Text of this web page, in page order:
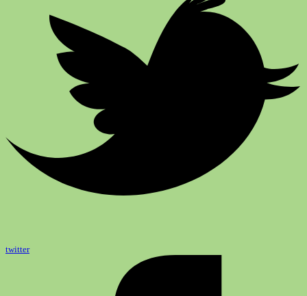
twitter